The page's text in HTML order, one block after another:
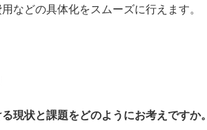
などの具体化をスムーズに行えます。
状と課題をどのようにお考えですか。